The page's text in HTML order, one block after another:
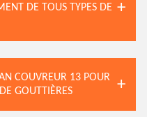
DE TOUS TYPES DE
COUVREUR 13 POUR
GOUTTIÈRES